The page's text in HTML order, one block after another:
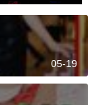
05-19